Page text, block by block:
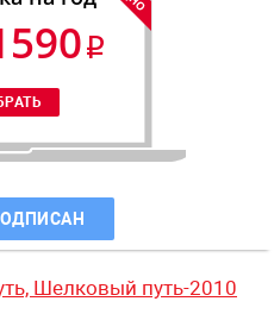
Шелковый путь-2010